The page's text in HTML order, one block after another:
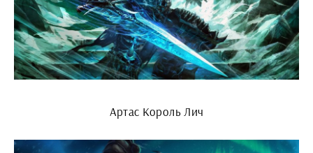
Артас Король Лич